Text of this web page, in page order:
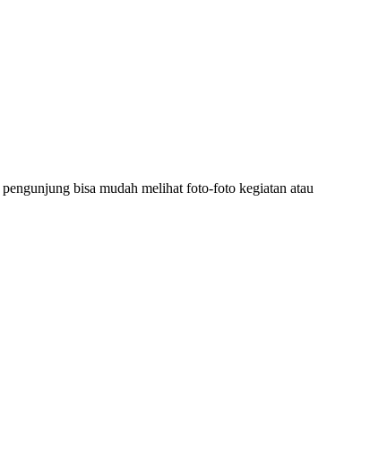
bisa mudah melihat foto-foto kegiatan atau